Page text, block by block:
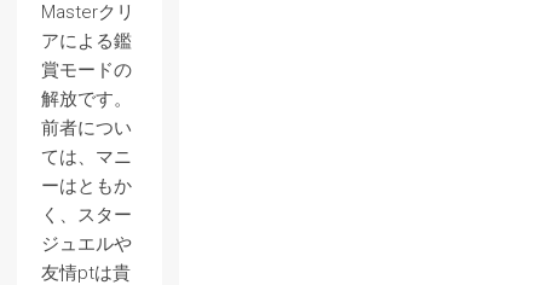
Masterクリ
アによる鑑
賞モードの
解放です。
前者につい
ては、マニ
ーはともか
く、スター
ジュエルや
友情ptは貴